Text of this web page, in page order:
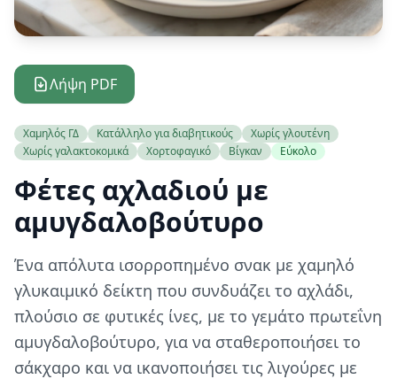
Λήψη PDF
Χαμηλός ΓΔ Κατάλληλο για διαβητικούς
Χωρίς γλουτένη
Χωρίς γαλακτοκομικά
Χορτοφαγικό Βίγκαν Εύκολο
Φέτες αχλαδιού με
αμυγδαλοβούτυρο
Ένα απόλυτα ισορροπημένο σνακ με χαμηλό
γλυκαιμικό δείκτη που συνδυάζει το αχλάδι,
πλούσιο σε φυτικές ίνες, με το γεμάτο πρωτεΐνη
αμυγδαλοβούτυρο, για να σταθεροποιήσει το
σάκχαρο και να ικανοποιήσει τις λιγούρες με